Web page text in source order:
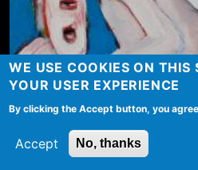
WE USE COOKIES ON THIS
YOUR USER EXPERIENCE
By clicking the Accept button, you
Accept No, thanks